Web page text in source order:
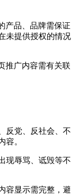
产品、品牌需保证
未提供授权的情况
推广内容需有关联
反党、反社会、不
容。
现辱骂、诋毁等不
容显示需完整，避